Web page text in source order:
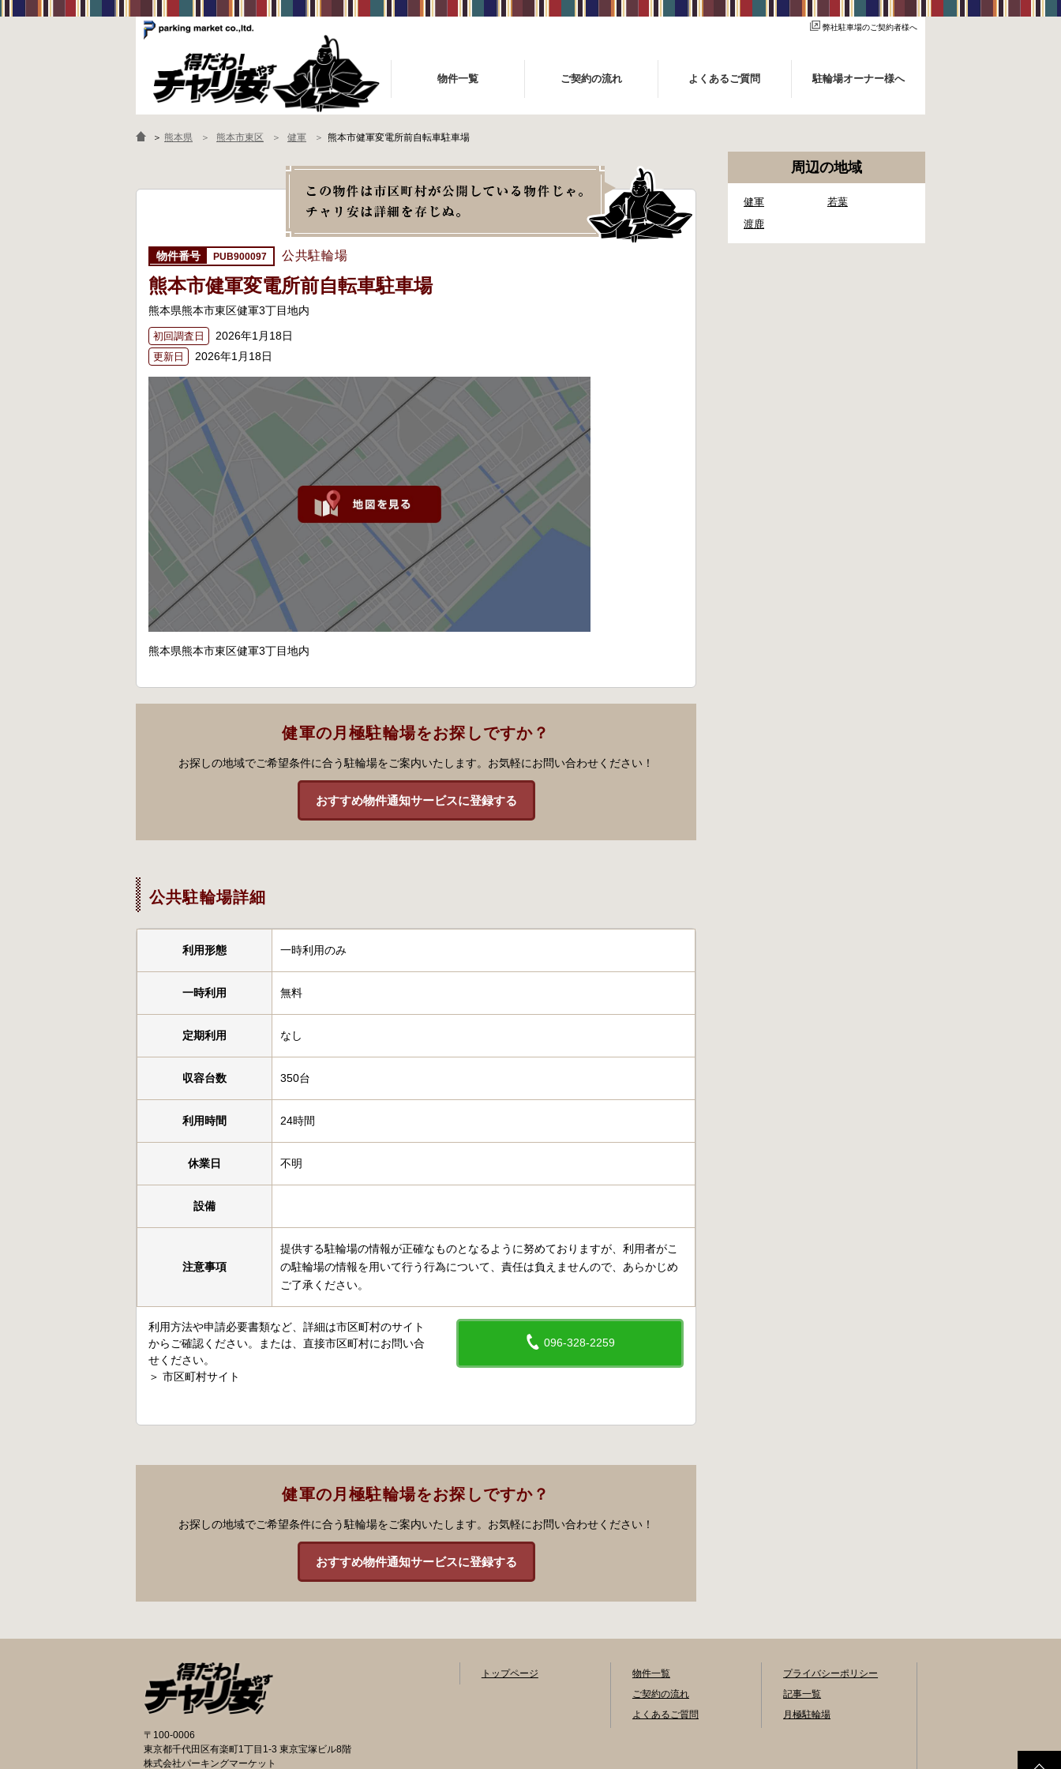
弊社駐車場のご契約者様へ
物件一覧 ご契約の流れ よくあるご質問 駐輪場オーナー様へ
＞ 熊本県 熊本市東区 健軍 熊本市健軍変電所前自転車駐車場
PUB900097 公共駐輪場
熊本市健軍変電所前自転車駐車場
熊本県熊本市東区健軍3丁目地内
初回調査日 2026年1月18日
更新日 2026年1月18日
熊本県熊本市東区健軍3丁目地内
健軍の月極駐輪場をお探しですか？
お探しの地域でご希望条件に合う駐輪場をご案内いたします。お気軽にお問い合わせください！
おすすめ物件通知サービスに登録する
公共駐輪場詳細
利用形態 一時利用のみ
一時利用 無料
定期利用 なし
収容台数 350台
利用時間 24時間
休業日 不明
設備
注意事項
提供する駐輪場の情報が正確なものとなるように努めておりますが、利用者がこ
の駐輪場の情報を用いて行う行為について、責任は負えませんので、あらかじめ
ご了承ください。
096-328-2259
利用方法や申請必要書類など、詳細は市区町村のサイト
からご確認ください。または、直接市区町村にお問い合
せください。
＞ 市区町村サイト
健軍の月極駐輪場をお探しですか？
お探しの地域でご希望条件に合う駐輪場をご案内いたします。お気軽にお問い合わせください！
おすすめ物件通知サービスに登録する
周辺の地域
健軍
若葉
渡鹿
〒100-0006
東京都千代田区有楽町1丁目1-3 東京宝塚ビル8階
株式会社パーキングマーケット
トップページ
物件一覧
ご契約の流れ
よくあるご質問
プライバシーポリシー
記事一覧
月極駐輪場